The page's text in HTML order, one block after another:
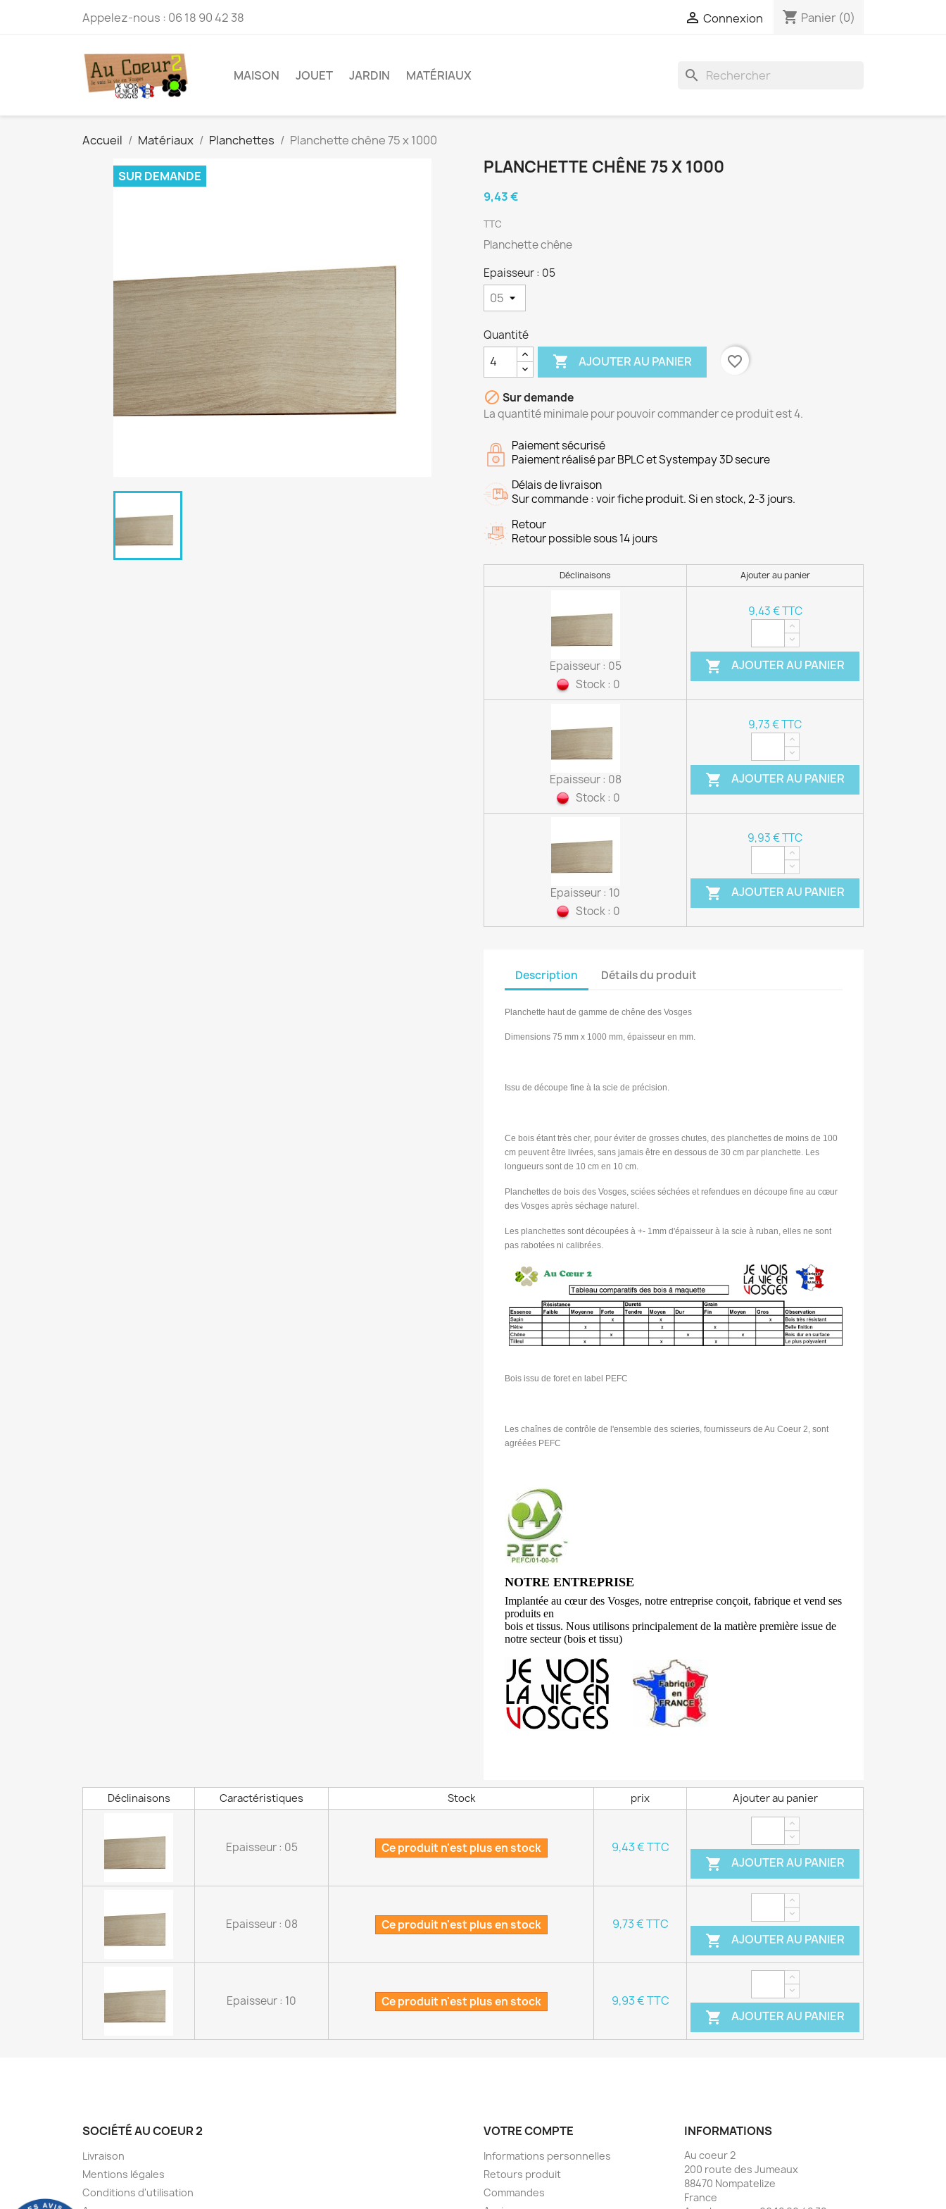
Appelez-nous : 06 18 90 42 38  Connexion shopping_cart Panier (0)
MAISON JOUET JARDIN MATÉRIAUX search
Accueil Matériaux Planchettes Planchette chêne 75 x 1000
SUR DEMANDE PLANCHETTE CHÊNE 75 X 1000
9,43 €
TTC
Planchette chêne
Epaisseur : 05
Quantité
 AJOUTER AU PANIER favorite_border
 Sur demande
La quantité minimale pour pouvoir commander ce produit est 4.
Paiement sécurisé
Paiement réalisé par BPLC et Systempay 3D secure
Délais de livraison
Sur commande : voir fiche produit. Si en stock, 2-3 jours.
Retour
Retour possible sous 14 jours
Déclinaisons Ajouter au panier
Epaisseur : 05
Stock : 0
9,43 € TTC
 AJOUTER AU PANIER
Epaisseur : 08
Stock : 0
9,73 € TTC
 AJOUTER AU PANIER
Epaisseur : 10
Stock : 0
9,93 € TTC
 AJOUTER AU PANIER
Description Détails du produit
Planchette haut de gamme de chêne des Vosges
Dimensions 75 mm x 1000 mm, épaisseur en mm.
Issu de découpe fine à la scie de précision.
Ce bois étant très cher, pour éviter de grosses chutes, des planchettes de moins de 100
cm peuvent être livrées, sans jamais être en dessous de 30 cm par planchette. Les
longueurs sont de 10 cm en 10 cm.
Planchettes de bois des Vosges, sciées séchées et refendues en découpe fine au cœur
des Vosges après séchage naturel.
Les planchettes sont découpées à +- 1mm d'épaisseur à la scie à ruban, elles ne sont
pas rabotées ni calibrées.
Bois issu de foret en label PEFC
Les chaînes de contrôle de l'ensemble des scieries, fournisseurs de Au Coeur 2, sont
agréées PEFC
NOTRE ENTREPRISE
Implantée au cœur des Vosges, notre entreprise conçoit, fabrique et vend ses
produits en
bois et tissus. Nous utilisons principalement de la matière première issue de
notre secteur (bois et tissu)
Déclinaisons Caractéristiques Stock prix Ajouter au panier
Epaisseur : 05 Ce produit n'est plus en stock 9,43 € TTC
 AJOUTER AU PANIER
Epaisseur : 08 Ce produit n'est plus en stock 9,73 € TTC
 AJOUTER AU PANIER
Epaisseur : 10 Ce produit n'est plus en stock 9,93 € TTC
 AJOUTER AU PANIER
SOCIÉTÉ AU COEUR 2
Livraison
Mentions légales
Conditions d'utilisation
VOTRE COMPTE
Informations personnelles
Retours produit
Commandes
INFORMATIONS
Au coeur 2
200 route des Jumeaux
88470 Nompatelize
France